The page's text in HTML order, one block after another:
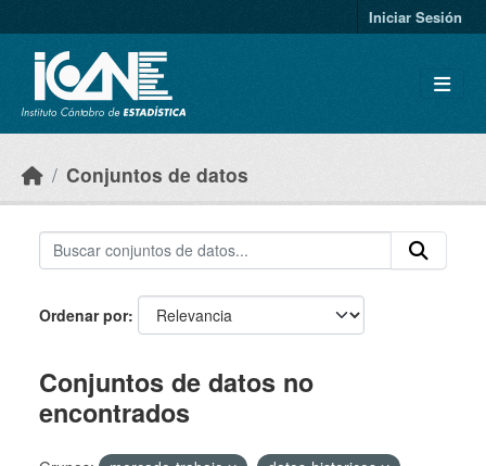
Iniciar Sesión
Conjuntos de datos
Ordenar por
Conjuntos de datos no
encontrados